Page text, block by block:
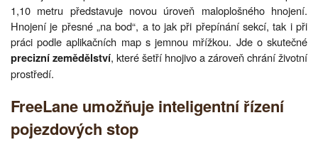
1,10 metru představuje novou úroveň maloplošného hnojení.
Hnojení je přesné „na bod“, a to jak při přepínání sekcí, tak i při
práci podle aplikačních map s jemnou mřížkou. Jde o skutečné
precizní zemědělství, které šetří hnojivo a zároveň chrání životní
prostředí.
FreeLane umožňuje inteligentní řízení
pojezdových stop